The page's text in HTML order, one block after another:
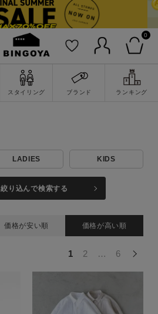
0
スタイリング ブランド ランキング
LADIES
LADIES KIDS
絞り込んで検索する
価格が安い順 価格が高い順
1 2 … 6